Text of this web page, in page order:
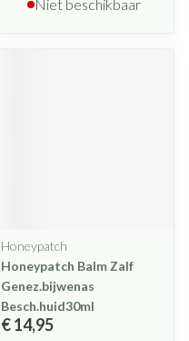
Niet beschikbaar
Honeypatch
Honeypatch Balm Zalf
Genez.bijwenas
Besch.huid30ml
€ 14,95